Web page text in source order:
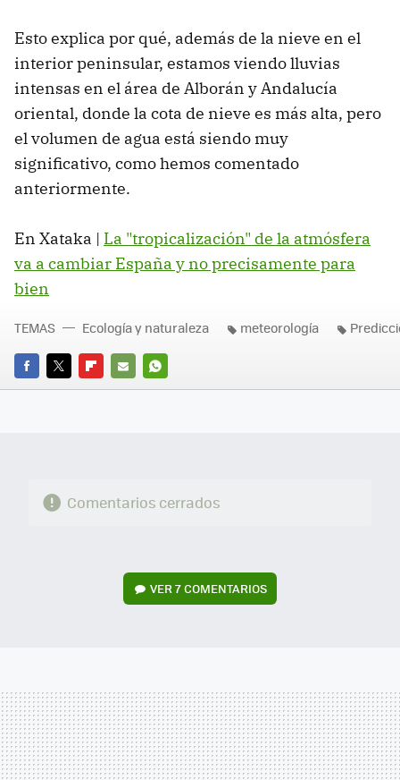
Esto explica por qué, además de la nieve en el
interior peninsular, estamos viendo lluvias
intensas en el área de Alborán y Andalucía
oriental, donde la cota de nieve es más alta, pero
el volumen de agua está siendo muy
significativo, como hemos comentado
anteriormente.
En Xataka | La "tropicalización" de la atmósfera
va a cambiar España y no precisamente para
bien
FACEBOOK
TWITTERFLIPBOARD
E-
WHATSAPP
TEMAS Ecología y naturaleza meteorología
Comentarios cerrados
VER7 COMENTARIOS